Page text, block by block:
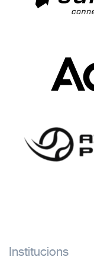
Institucions